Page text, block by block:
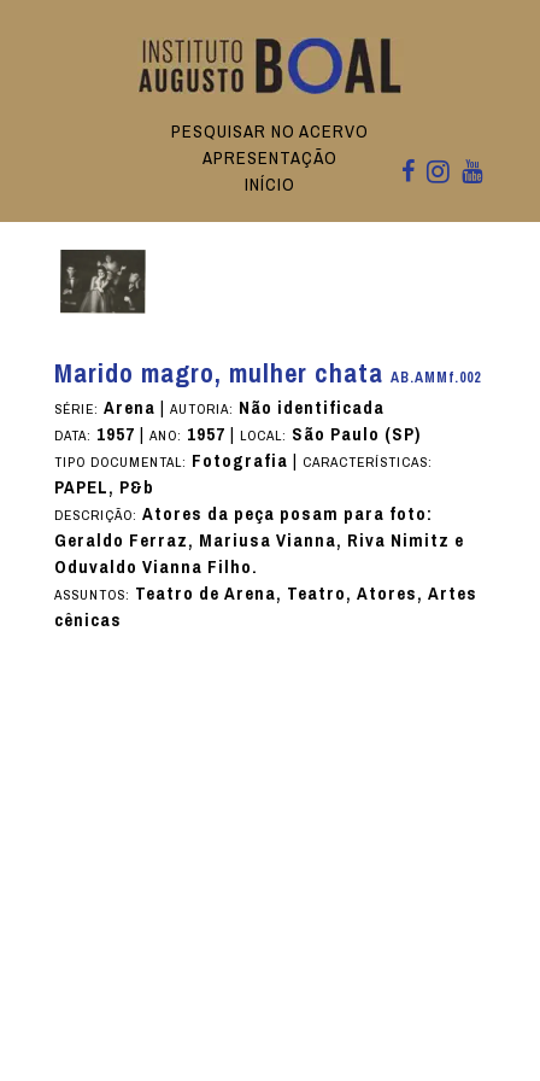
PESQUISAR NO ACERVO
APRESENTAÇÃO
INÍCIO
Marido magro, mulher chata AB.AMMf.002
SÉRIE: Arena| AUTORIA: Não identificada
DATA: 1957| ANO: 1957| LOCAL: São Paulo (SP)
TIPO DOCUMENTAL: Fotografia| CARACTERÍSTICAS:
PAPEL, P&b
DESCRIÇÃO: Atores da peça posam para foto:
Geraldo Ferraz, Mariusa Vianna, Riva Nimitz e
Oduvaldo Vianna Filho.
ASSUNTOS: Teatro de Arena, Teatro, Atores, Artes
cênicas